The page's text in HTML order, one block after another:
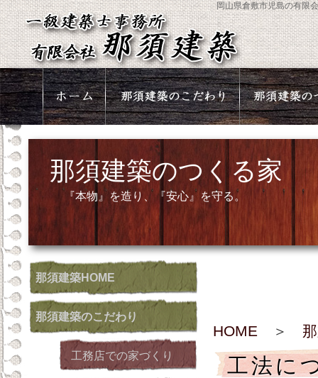
岡山県倉敷市児島の有限
那須建築のつくる家
『本物』を造り、『安心』を守る。
那須建築HOME
那須建築のこだわり
工務店での家づくり
HOME ＞
工法に